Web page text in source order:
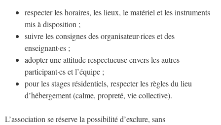
respecter les horaires, les lieux, le matériel et les instruments
mis à disposition ;
suivre les consignes des organisateur·rices et des
enseignant·es ;
adopter une attitude respectueuse envers les autres
participant·es et l’équipe ;
pour les stages résidentiels, respecter les règles du lieu
d’hébergement (calme, propreté, vie collective).
L’association se réserve la possibilité d’exclure, sans